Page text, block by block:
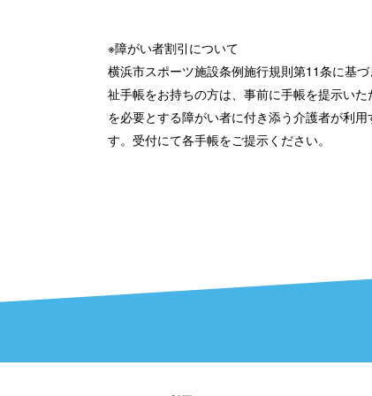
※障がい者割引について
横浜市スポーツ施設条例施行規則第11条に基
祉手帳をお持ちの方は、事前に手帳を提示い
を必要とする障がい者に付き添う介護者が利
す。受付にて各手帳をご提示ください。